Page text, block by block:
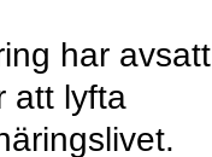
har avsatt
att lyfta